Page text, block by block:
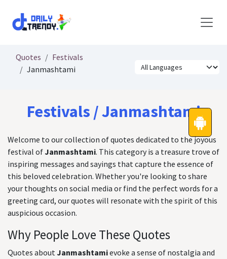
Quotes
Festivals
Janmashtami
Festivals / Janmashtami
Welcome to our collection of quotes dedicated to the joyous
festival ofJanmashtami. This category is a treasure trove of
inspiring messages and sayings that capture the essence of
this beloved celebration. Whether you're looking to share
your thoughts on social media or find the perfect words for a
greeting card, our quotes will resonate with the spirit of this
auspicious occasion.
Why People Love These Quotes
Quotes aboutJanmashtamievoke a sense of nostalgia and